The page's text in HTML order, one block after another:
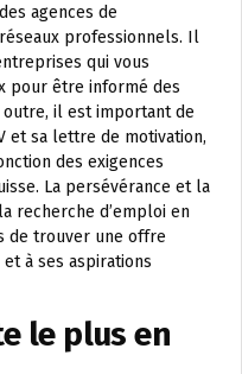
agences de
professionnels. Il
qui vous
pour être informé des
il est important de
et sa lettre de motivation,
des exigences
La persévérance et la
recherche d’emploi en
de trouver une offre
à ses aspirations
le plus en